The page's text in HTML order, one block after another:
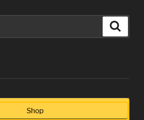
Shop